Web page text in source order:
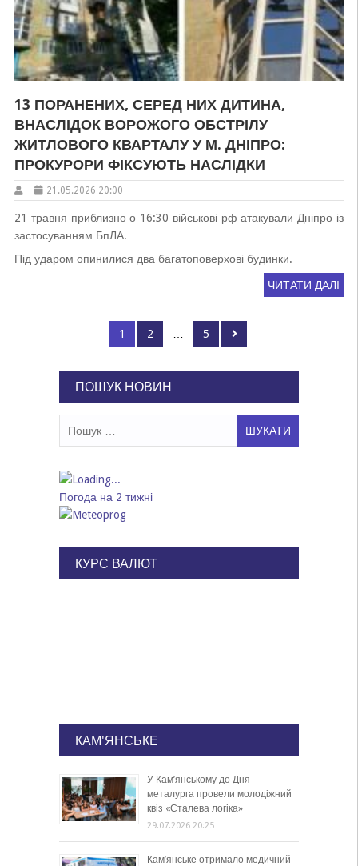
13 ПОРАНЕНИХ, СЕРЕД НИХ ДИТИНА,
ВНАСЛІДОК ВОРОЖОГО ОБСТРІЛУ
ЖИТЛОВОГО КВАРТАЛУ У М. ДНІПРО:
ПРОКУРОРИ ФІКСУЮТЬ НАСЛІДКИ
21.05.2026 20:00
21 травня приблизно о 16:30 військові рф атакували Дніпро із
застосуванням БпЛА.
Під ударом опинилися два багатоповерхові будинки.
ЧИТАТИ ДАЛІ
Пагінація
записів
Page
1 Page
2 Page
5
ПОШУК НОВИН
Погода на 2 тижні
КУРС ВАЛЮТ
КАМ'ЯНСЬКЕ
У Кам’янському до Дня
металурга провели молодіжний
квіз «Сталева логіка»
29.07.2026 20:25
Кам’янське отримало медичний